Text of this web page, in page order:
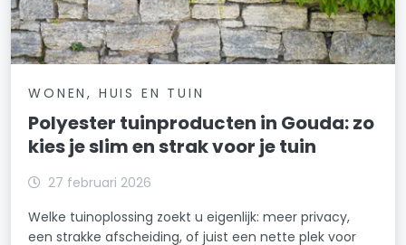
WONEN, HUIS EN TUIN
Polyester tuinproducten in Gouda: zo
kies je slim en strak voor je tuin
27 februari 2026
Welke tuinoplossing zoekt u eigenlijk: meer privacy,
een strakke afscheiding, of juist een nette plek voor